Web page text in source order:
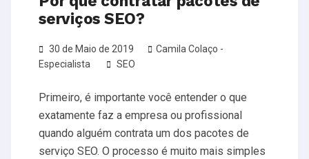
serviços SEO?
30 de Maio de 2019
Camila Colaço -
Especialista
SEO
Primeiro, é importante você entender o que
exatamente faz a empresa ou profissional
quando alguém contrata um dos pacotes de
serviço SEO. O processo é muito mais simples